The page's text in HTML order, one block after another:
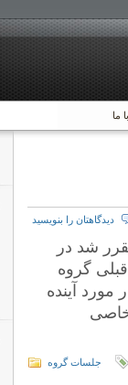
ما
دیدگاهتان را بنویسید
شد در
گروه
آینده
جلسات گروه